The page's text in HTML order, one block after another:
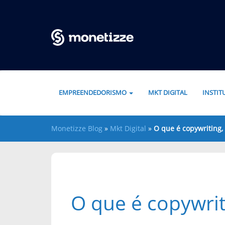
EMPREENDEDORISMO MKT DIGITAL
Monetizze Blog » Mkt Digital » O que é
O que é